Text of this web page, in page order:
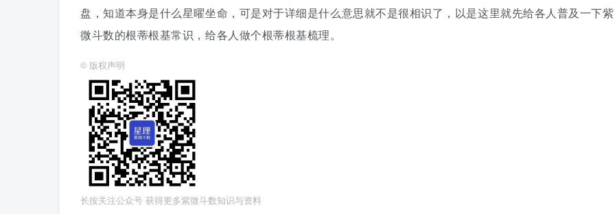
盘，知道本身是什么星曜坐命，可是对于详细是什么意思就不是很相识了，以是这里就先给各人普及一下紫
微斗数的根蒂根基常识，给各人做个根蒂根基梳理。
© 版权声明
长按关注公众号 获得更多紫微斗数知识与资料